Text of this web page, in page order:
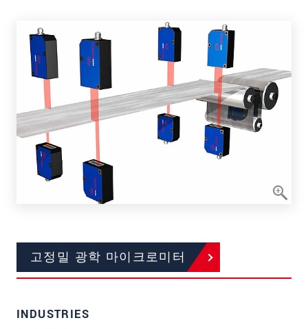
고정밀 광학 마이크로미터
INDUSTRIES